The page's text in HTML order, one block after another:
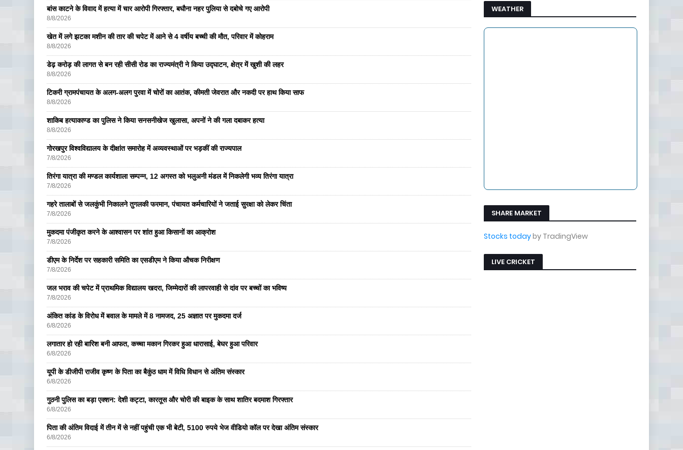
बांस काटने के विवाद में हत्या में चार आरोपी गिरफ्तार, बघौना नहर पुलिया से दबोचे गए आरोपी
8/8/2026
खेत में लगे झटका मशीन की तार की चपेट में आने से 4 वर्षीय बच्ची की मौत, परिवार में कोहराम
8/8/2026
डेढ़ करोड़ की लागत से बन रही सीसी रोड का राज्यमंत्री ने किया उद्घाटन, क्षेत्र में खुशी की लहर
8/8/2026
टिकरी ग्रामपंचायत के अलग-अलग पुरवा में चोरों का आतंक, कीमती जेवरात और नकदी पर हाथ किया साफ
8/8/2026
शाकिब हत्याकाण्ड का पुलिस ने किया सनसनीखेज खुलासा, अपनों ने की गला दबाकर हत्या
8/8/2026
गोरखपुर विश्वविद्यालय के दीक्षांत समारोह में अव्यवस्थाओं पर भड़कीं की राज्यपाल
7/8/2026
तिरंगा यात्रा की मण्डल कार्यशाला सम्पन्न, 12 अगस्त को भलुअनी मंडल में निकलेगी भव्य तिरंगा यात्रा
7/8/2026
गहरे तालाबों से जलकुंभी निकालने तुगलकी फरमान, पंचायत कर्मचारियों ने जताई सुरक्षा को लेकर चिंता
7/8/2026
मुकदमा पंजीकृत करने के आश्वासन पर शांत हुआ किसानों का आक्रोश
7/8/2026
डीएम के निर्देश पर सहकारी समिति का एसडीएम ने किया औचक निरीक्षण
7/8/2026
जल भराव की चपेट में प्राथमिक विद्यालय खदरा, जिम्मेदारों की लापरवाही से दांव पर बच्चों का भविष्य
7/8/2026
अंकित कांड के विरोध में बवाल के मामले में 8 नामजद, 25 अज्ञात पर मुकदमा दर्ज
6/8/2026
लगातार हो रही बारिश बनी आफत, कच्चा मकान गिरकर हुआ धारासाई, बेघर हुआ परिवार
6/8/2026
यूपी के डीजीपी राजीव कृष्ण के पिता का बैकुंठ धाम में विधि विधान से अंतिम संस्कार
6/8/2026
गुठनी पुलिस का बड़ा एक्शन: देशी कट्टा, कारतूस और चोरी की बाइक के साथ शातिर बदमाश गिरफ्तार
6/8/2026
पिता की अंतिम विदाई में तीन में से नहीं पहुंची एक भी बेटी, 5100 रुपये भेज वीडियो कॉल पर देखा अंतिम संस्कार
6/8/2026
WEATHER
SHARE MARKET
Stocks todayby TradingView
LIVE CRICKET